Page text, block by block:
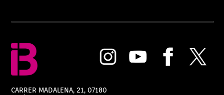
CARRER MADALENA, 21, 07180